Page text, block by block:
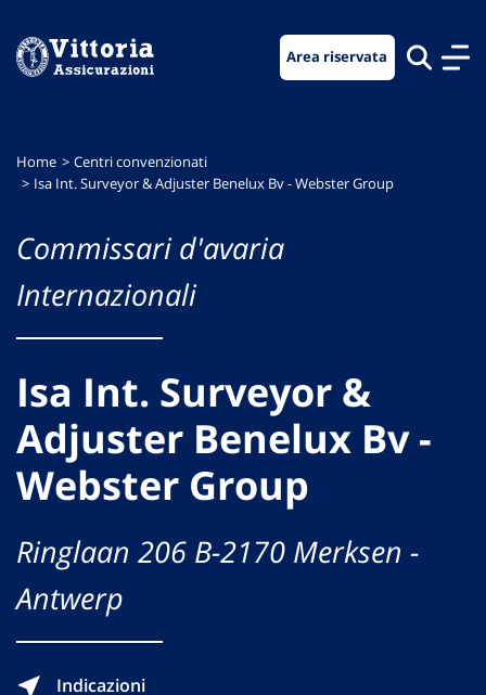
menu
contenuto
footer
Area riservata
Home
Centri convenzionati
Isa Int. Surveyor & Adjuster Benelux Bv - Webster Group
Commissari d'avaria
Internazionali
Isa Int. Surveyor &
Adjuster Benelux Bv -
Webster Group
Ringlaan 206 B-2170 Merksen -
Antwerp
Indicazioni